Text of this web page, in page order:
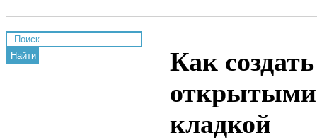
Найти
Как
кладкой